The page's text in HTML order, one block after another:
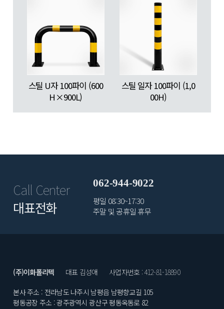
스틸 U자 100파이 (600
H×900L)
스틸 일자 100파이 (1,0
00H)
Call Center
대표전화
062-944-9022
평일 08:30~17:30
주말 및 공휴일 휴무
(주)이화폴리텍 대표 김성애
사업자번호 : 412-81-18890
본사 주소 : 전라남도 나주시 남평읍 남평향교길 105
평동공장 주소 : 광주광역시 광산구 평동옥동로 82